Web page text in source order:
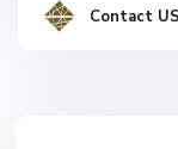
Contact US